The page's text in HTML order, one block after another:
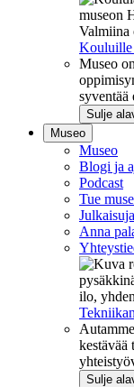
Valmiina
Kouluille
Museo
syventää
Sulje
Museo
Museo
Blogi ja
Podcast
Tue
Anna
ilo,
kestävää
Sulje